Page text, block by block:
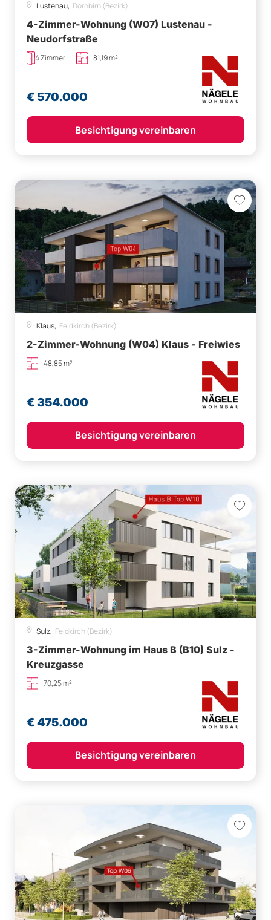
Lustenau, Dornbirn (Bezirk)
4-Zimmer-Wohnung (W07) Lustenau -
Neudorfstraße
4 Zimmer 81,19 m²
€ 570.000
Besichtigung vereinbaren
Klaus, Feldkirch (Bezirk)
2-Zimmer-Wohnung (W04) Klaus - Freiwies
48,85 m²
€ 354.000
Besichtigung vereinbaren
Sulz, Feldkirch (Bezirk)
3-Zimmer-Wohnung im Haus B (B10) Sulz -
Kreuzgasse
70,25 m²
€ 475.000
Besichtigung vereinbaren